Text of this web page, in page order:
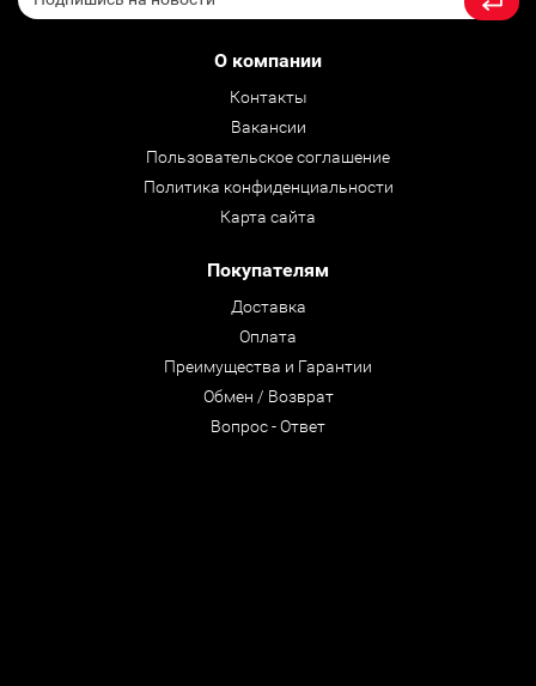
О компании
Контакты
Вакансии
Пользовательское соглашение
Политика конфиденциальности
Карта сайта
Покупателям
Доставка
Оплата
Преимущества и Гарантии
Обмен / Возврат
Вопрос - Ответ